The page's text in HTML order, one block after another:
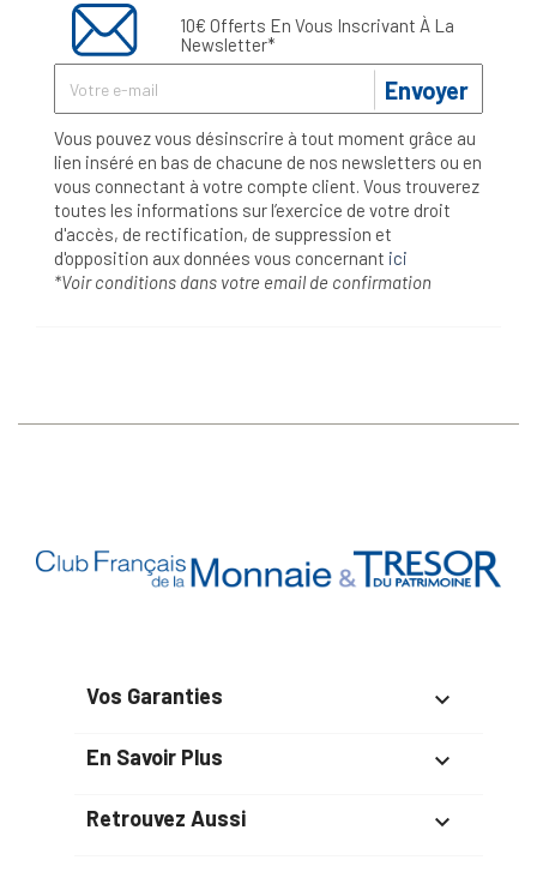
10€ Offerts En Vous Inscrivant À La
Newsletter*
Envoyer
Vous pouvez vous désinscrire à tout moment grâce au
lien inséré en bas de chacune de nos newsletters ou en
vous connectant à votre compte client. Vous trouverez
toutes les informations sur l’exercice de votre droit
d'accès, de rectification, de suppression et
d'opposition aux données vous concernant ici
*Voir conditions dans votre email de confirmation
Vos Garanties 
En Savoir Plus 
Retrouvez Aussi 